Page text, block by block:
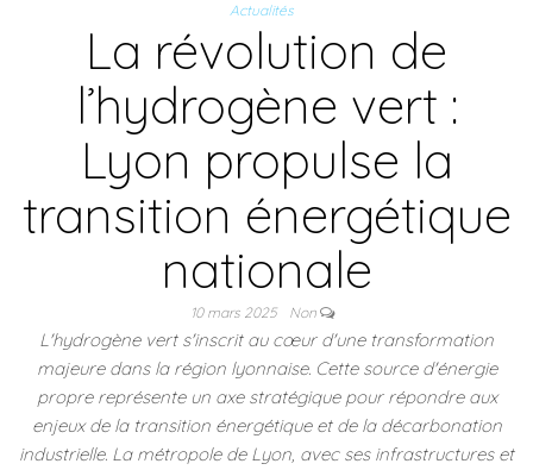
Actualités
La révolution de
l’hydrogène vert :
Lyon propulse la
transition énergétique
nationale
10 mars 2025 Non
L'hydrogène vert s'inscrit au cœur d'une transformation
majeure dans la région lyonnaise. Cette source d'énergie
propre représente un axe stratégique pour répondre aux
enjeux de la transition énergétique et de la décarbonation
industrielle. La métropole de Lyon, avec ses infrastructures et